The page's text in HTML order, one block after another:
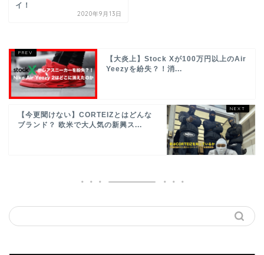
イ！
2020年9月13日
【大炎上】Stock Xが100万円以上のAir
Yeezyを紛失？！消...
【今更聞けない】CORTEIZとはどんな
ブランド？ 欧米で大人気の新興ス...